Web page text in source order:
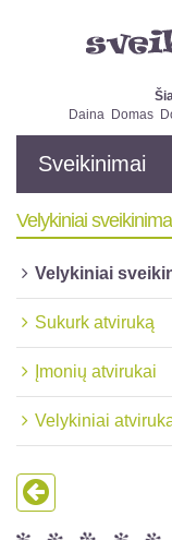
Daina Domas
Sveikinimai
Velykiniai
Velykiniai
Sukurk atviruką
Įmonių atvirukai
Velykiniai